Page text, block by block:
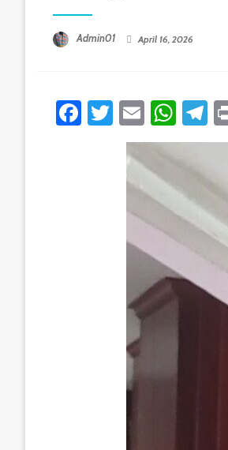
Admin01 April 16, 2026
Facebook
Twitter
Email